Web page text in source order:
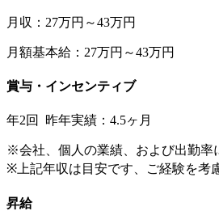
月収：27万円～43万円
月額基本給：27万円～43万円
賞与・インセンティブ
年2回 昨年実績：4.5ヶ月
※会社、個人の業績、および出勤率
※上記年収は目安です、ご経験を考
昇給